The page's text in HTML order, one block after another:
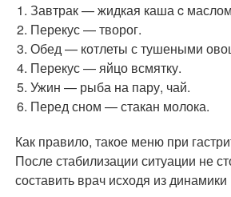
Завтрак — жидкая каша c
Перекус — творог.
Обед — котлеты с тушеными
Перекус — яйцо всмятку.
Ужин — рыба на пару, чай.
Перед сном — стакан молока.
Как правило, такое меню при
После стабилизации ситуации не
составить врач исходя из